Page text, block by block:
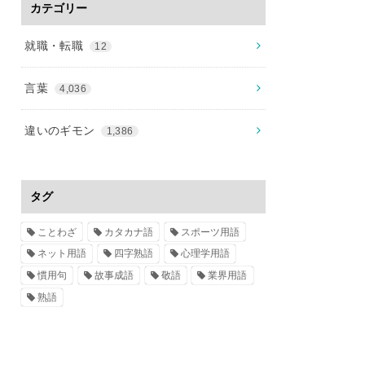
カテゴリー
就職・転職 12
言葉 4,036
違いのギモン 1,386
タグ
ことわざ カタカナ語
スポーツ用語
ネット用語
四字熟語
心理学用語
慣用句
故事成語 敬語
業界用語
熟語